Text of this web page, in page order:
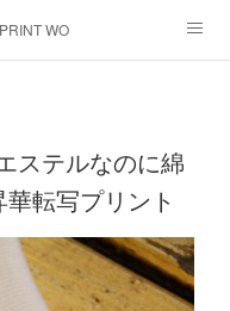
WORK SHOP
い合わせ
ステルなのに綿
転写プリント